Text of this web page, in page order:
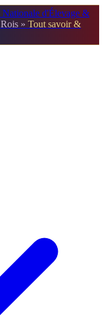
d'Élevage &
» Tout savoir &